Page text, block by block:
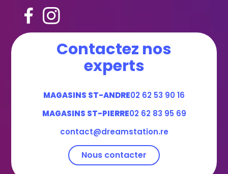
Contactez nos
experts
MAGASINS ST-ANDRE02 62 53 90 16
MAGASINS ST-PIERRE02 62 83 95 69
contact@dreamstation.re
Nous contacter